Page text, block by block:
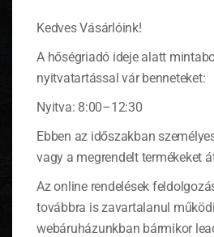
kellett senkinek sem, azóta
nézzetek egy jó nagyot,
KOSÁR
0 ITEMS
Kedves Vásárlóink!
A hőségriadó ideje alatt
nyitvatartással vár benneteket:
Nyitva: 8:00–12:30
Ebben az időszakban
vagy a megrendelt termékeket
Az online rendelések
továbbra is zavartalanul
webáruházunkban bármikor